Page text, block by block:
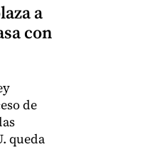
a
con
de
queda